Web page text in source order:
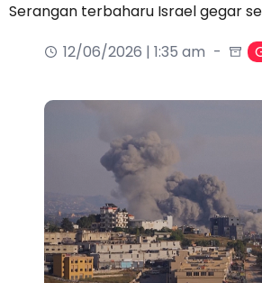
Serangan terbaharu Israel gegar
12/06/2026 | 1:35 am